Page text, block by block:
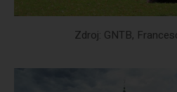
Zdroj: GNTB,